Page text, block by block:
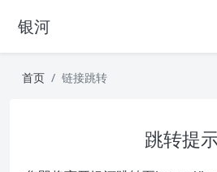
银河
首页 链接跳转
跳转提